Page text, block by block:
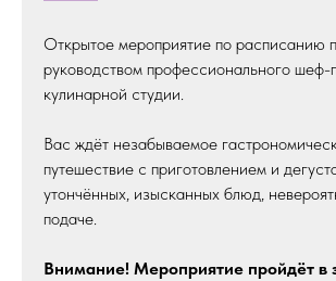
Открытое мероприятие по расписанию
руководством профессионального шеф-
кулинарной студии.
Вас ждёт незабываемое
путешествие с приготовлением и
утончённых, изысканных блюд,
подаче.
Внимание! Мероприятие пройдёт в